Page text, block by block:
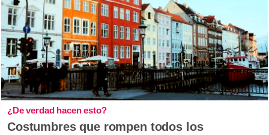
¿De verdad hacen esto?
Costumbres que rompen todos los